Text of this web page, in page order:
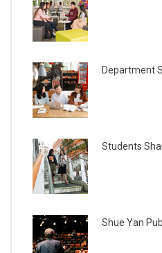
Department
Students
Shue Yan